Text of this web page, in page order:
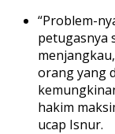
“Problem-
petugasnya
orang yang
hakim
ucap Isnur.